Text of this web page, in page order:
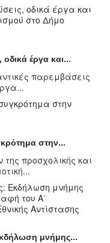
έργα και...
παρεμβάσεις
στην...
προσχολικής και
μνήμης...